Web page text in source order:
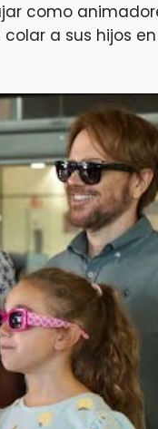
como
a sus hijos